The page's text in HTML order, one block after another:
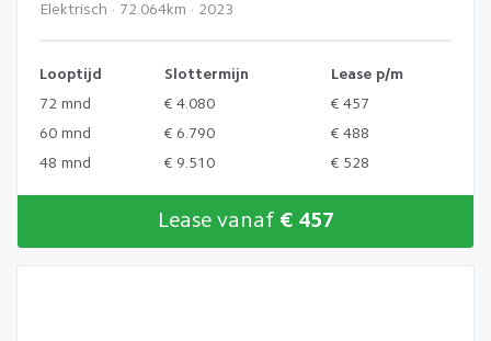
Elektrisch · 72.064km · 2023
Looptijd Slottermijn
Lease p/m
72 mnd
€ 4.080
€ 457
60 mnd
€ 6.790
€ 488
48 mnd
€ 9.510 € 528
Lease vanaf € 457